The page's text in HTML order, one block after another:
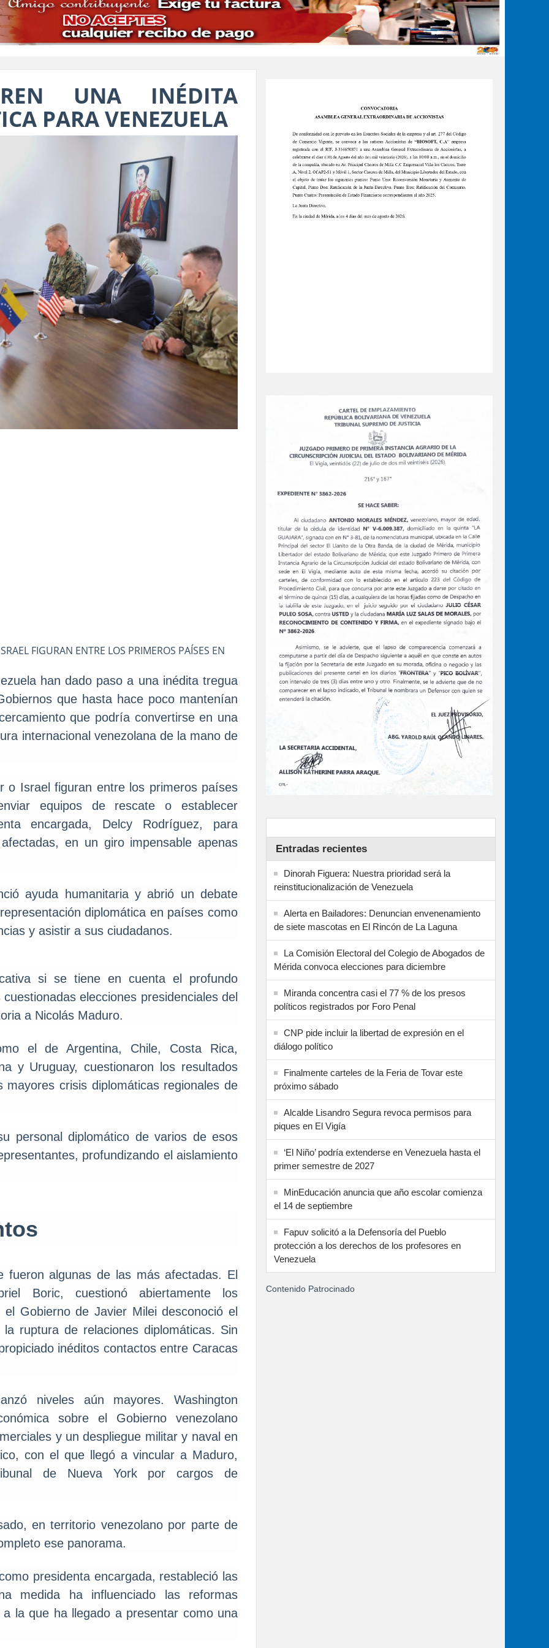
UNA INÉDITA
PARA VENEZUELA
FIGURAN ENTRE LOS PRIMEROS PAÍSES EN
han dado paso a una inédita tregua
que hasta hace poco mantenían
que podría convertirse en una
internacional venezolana de la mano de
o Israel figuran entre los primeros países
equipos de rescate o establecer
encargada, Delcy Rodríguez, para
en un giro impensable apenas
ayuda humanitaria y abrió un debate
diplomática en países como
y asistir a sus ciudadanos.
si se tiene en cuenta el profundo
elecciones presidenciales del
a Nicolás Maduro.
el de Argentina, Chile, Costa Rica,
y Uruguay, cuestionaron los resultados
crisis diplomáticas regionales de
personal diplomático de varios de esos
profundizando el aislamiento
fueron algunas de las más afectadas. El
Boric, cuestionó abiertamente los
Gobierno de Javier Milei desconoció el
ruptura de relaciones diplomáticas. Sin
inéditos contactos entre Caracas
niveles aún mayores. Washington
sobre el Gobierno venezolano
y un despliegue militar y naval en
con el que llegó a vincular a Maduro,
de Nueva York por cargos de
en territorio venezolano por parte de
ese panorama.
presidenta encargada, restableció las
medida ha influenciado las reformas
la que ha llegado a presentar como una
Entradas recientes
Dinorah Figuera: Nuestra prioridad será la
reinstitucionalización de Venezuela
Alerta en Bailadores: Denuncian envenenamiento
de siete mascotas en El Rincón de La Laguna
La Comisión Electoral del Colegio de Abogados de
Mérida convoca elecciones para diciembre
Miranda concentra casi el 77 % de los presos
políticos registrados por Foro Penal
CNP pide incluir la libertad de expresión en el
diálogo político
Finalmente carteles de la Feria de Tovar este
próximo sábado
Alcalde Lisandro Segura revoca permisos para
piques en El Vigía
‘El Niño’ podría extenderse en Venezuela hasta el
primer semestre de 2027
MinEducación anuncia que año escolar comienza
el 14 de septiembre
Fapuv solicitó a la Defensoría del Pueblo
protección a los derechos de los profesores en
Venezuela
Contenido Patrocinado